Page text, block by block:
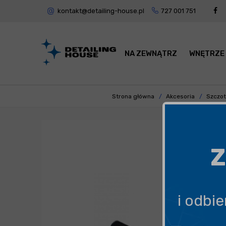
kontakt@detailing-house.pl 727 001 751
NA ZEWNĄTRZ WNĘTRZE
Strona główna Akcesoria
i